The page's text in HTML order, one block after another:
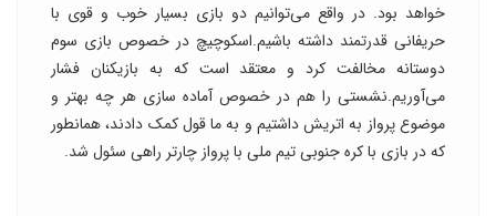
خواهد بود. در واقع می‌توانیم دو بازی بسیار خوب و قوی با
حریفانی قدرتمند داشته باشیم.اسکوچیچ در خصوص بازی سوم
دوستانه مخالفت کرد و معتقد است که به بازیکنان فشار
می‌آوریم.نشستی را هم در خصوص آماده سازی هر چه بهتر و
موضوع پرواز به اتریش داشتیم و به ما قول کمک دادند، همانطور
که در بازی با کره جنوبی تیم ملی با پرواز چارتر راهی سئول شد.